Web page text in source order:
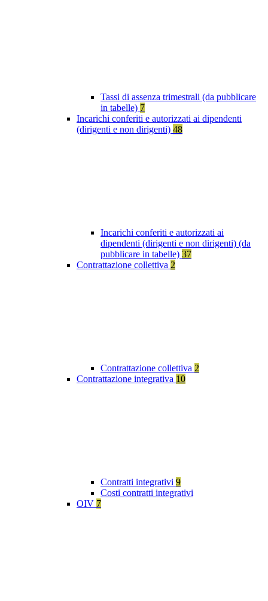
Tassi di assenza trimestrali (da pubblicare
in tabelle) 7
Incarichi conferiti e autorizzati ai dipendenti
(dirigenti e non dirigenti) 48
Incarichi conferiti e autorizzati ai
dipendenti (dirigenti e non dirigenti) (da
pubblicare in tabelle) 37
Contrattazione collettiva 2
Contrattazione collettiva 2
Contrattazione integrativa 10
Contratti integrativi 9
Costi contratti integrativi
OIV 7